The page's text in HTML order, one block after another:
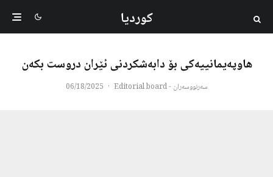
کوردیا
هاوپەیمانییەکی بۆ دابەشکردنی ئێران دروست بکەن
سەرنووسەران - Editorial board ·
06/18/2025